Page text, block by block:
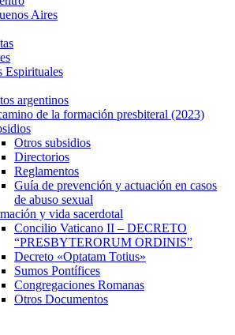
Aires
Espirituales
argentinos
de la formación presbiteral (2023)
Otros subsidios
Directorios
Reglamentos
Guía de prevención y actuación en casos
de abuso sexual
y vida sacerdotal
Concilio Vaticano II – DECRETO
“PRESBYTERORUM ORDINIS”
Decreto «Optatam Totius»
Sumos Pontífices
Congregaciones Romanas
Otros Documentos